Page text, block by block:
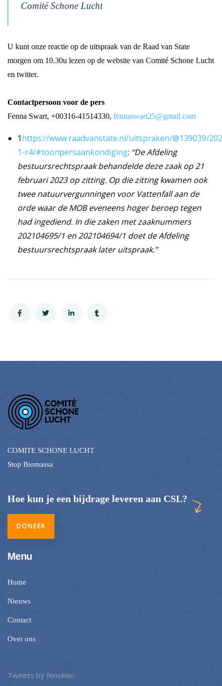
Comité Schone Lucht
U kunt onze reactie op de uitspraak van de Raad van State
morgen om 10.30u lezen op de website van Comité Schone Lucht
en twitter.
Contactpersoon voor de pers
Fenna Swart, +00316-41514330, fennaswart25@gmail.com
1https://www.raadvanstate.nl/uitspraken/@139039/
1-r4/#toonpersaankondiging: “De Afdeling
bestuursrechtspraak behandelde deze zaak op 21
februari 2023 op zitting. Op die zitting kwamen ook
twee natuurvergunningen voor Vattenfall aan de
orde waar de MOB eveneens hoger beroep tegen
had ingediend. In die zaken met zaaknummers
202104695/1 en 202104694/1 doet de Afdeling
bestuursrechtspraak later uitspraak.”
COMITE SCHONE LUCHT
Stop Biomassa
Hoe kun je een bijdrage leveren aan CSL?
DONEER
Menu
Home
Nieuws
Contact
Over ons
Tweets by fenokkio